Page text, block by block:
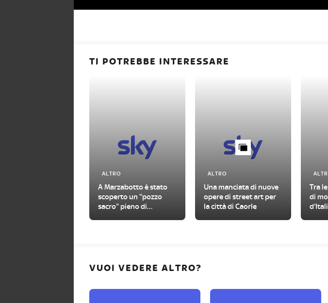
TI POTREBBE INTERESSARE
ALTRO
A Marzabotto è stato
scoperto un "pozzo
sacro" pieno di
ALTRO
Una manciata di nuove
opere di street art per
la città di Caorle
Tra
di
VUOI VEDERE ALTRO?